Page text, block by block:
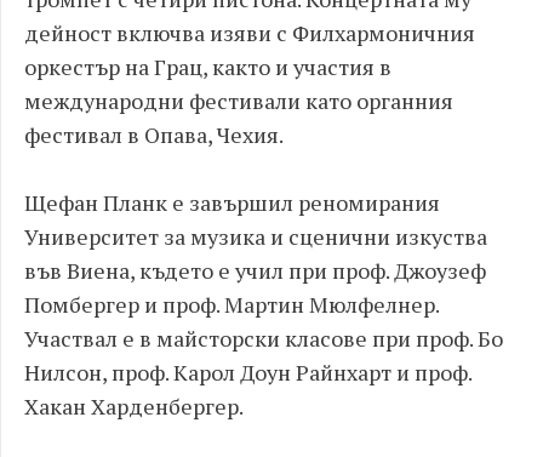
дейност включва изяви с Филхармоничния
оркестър на Грац, както и участия в
международни фестивали като органния
фестивал в Опава, Чехия.
Щефан Планк е завършил реномирания
Университет за музика и сценични изкуства
във Виена, където е учил при проф. Джоузеф
Помбергер и проф. Мартин Мюлфелнер.
Участвал е в майсторски класове при проф. Бо
Нилсон, проф. Карол Доун Райнхарт и проф.
Хакан Харденбергер.